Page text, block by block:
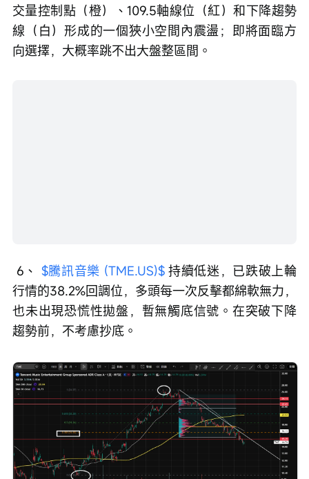
交量控制點（橙）、109.5軸線位（紅）和下降趨勢
線（白）形成的一個狹小空間內震盪；即將面臨方
向選擇，大概率跳不出大盤整區間。
6、 $騰訊音樂 (TME.US)$ 持續低迷，已跌破上輪
行情的38.2%回調位，多頭每一次反擊都綿軟無力，
也未出現恐慌性拋盤，暫無觸底信號。在突破下降
趨勢前，不考慮抄底。